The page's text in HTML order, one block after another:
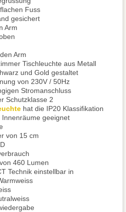
Fuss
gesichert
Arm
Arm
Tischleuchte aus Metall
und Gold gestaltet
von 230V / 50Hz
Stromanschluss
Schutzklasse 2
hat die IP20 Klassifikation
geeignet
von 15 cm
460 Lumen
Technik einstellbar in